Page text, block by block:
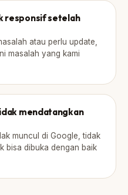
responsif setelah
atau perlu update,
masalah yang kami
mendatangkan
muncul di Google, tidak
bisa dibuka dengan baik